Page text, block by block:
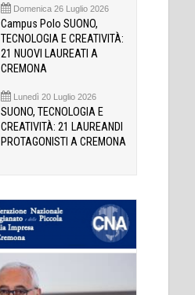
Domenica 26 Luglio 2026
Campus Polo SUONO,
TECNOLOGIA E CREATIVITÀ:
21 NUOVI LAUREATI A
CREMONA
Lunedì 20 Luglio 2026
SUONO, TECNOLOGIA E
CREATIVITÀ: 21 LAUREANDI
PROTAGONISTI A CREMONA